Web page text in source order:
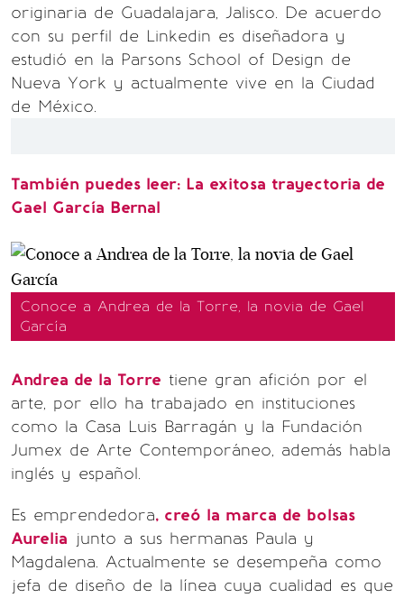
originaria de Guadalajara, Jalisco. De acuerdo
con su perfil de Linkedin es diseñadora y
estudió en la Parsons School of Design de
Nueva York y actualmente vive en la Ciudad
de México.
También puedes leer: La exitosa trayectoria de
Gael García Bernal
Conoce a Andrea de la Torre, la novia de Gael
García
Andrea de la Torre tiene gran afición por el
arte, por ello ha trabajado en instituciones
como la Casa Luis Barragán y la Fundación
Jumex de Arte Contemporáneo, además habla
inglés y español.
Es emprendedora, creó la marca de bolsas
Aurelia junto a sus hermanas Paula y
Magdalena. Actualmente se desempeña como
jefa de diseño de la línea cuya cualidad es que